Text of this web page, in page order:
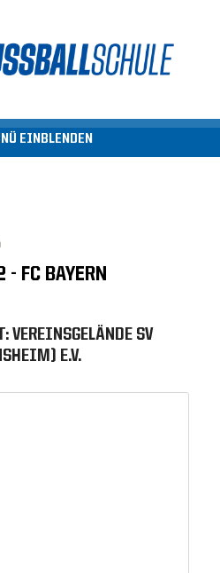
EINBLENDEN
FC BAYERN
VEREINSGELÄNDE SV
E.V.